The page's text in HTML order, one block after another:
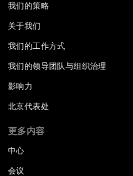
我们的策略
关于我们
我们的工作方式
我们的领导团队与组织治理
影响力
北京代表处
更多内容
中心
会议